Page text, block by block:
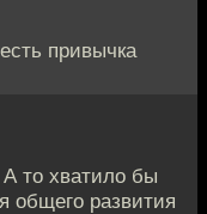
привычка
то хватило бы
общего развития